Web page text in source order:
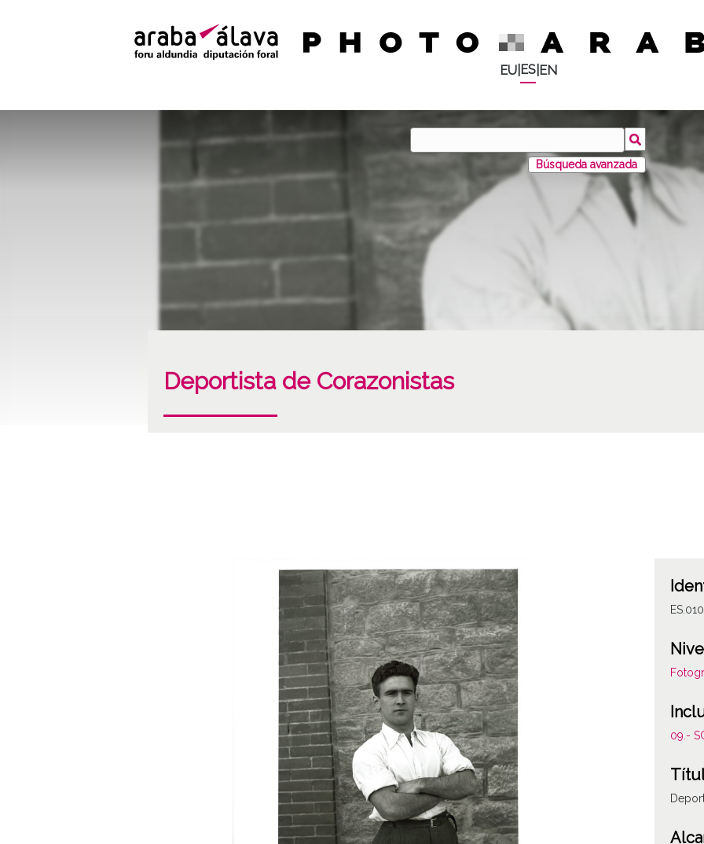
EU| ES| EN
Búsqueda avanzada
Deportista de Corazonistas
09.-